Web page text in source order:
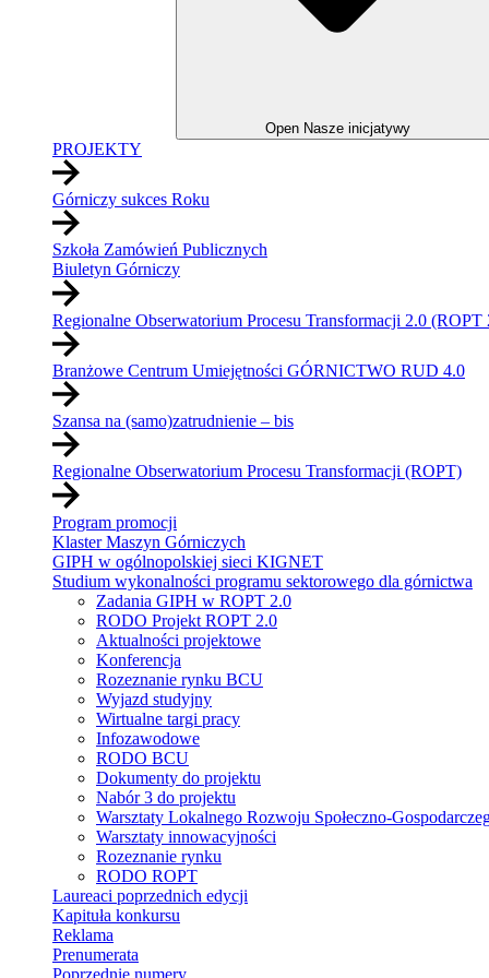
Open Nasze inicjatywy
PROJEKTY
Górniczy sukces Roku
Szkoła Zamówień Publicznych
Biuletyn Górniczy
Regionalne Obserwatorium Procesu Transformacji 2.0 (ROPT
Branżowe Centrum Umiejętności GÓRNICTWO RUD 4.0
Szansa na (samo)zatrudnienie – bis
Regionalne Obserwatorium Procesu Transformacji (ROPT)
Program promocji
Klaster Maszyn Górniczych
GIPH w ogólnopolskiej sieci KIGNET
Studium wykonalności programu sektorowego dla górnictwa
Zadania GIPH w ROPT 2.0
RODO Projekt ROPT 2.0
Aktualności projektowe
Konferencja
Rozeznanie rynku BCU
Wyjazd studyjny
Wirtualne targi pracy
Infozawodowe
RODO BCU
Dokumenty do projektu
Nabór 3 do projektu
Warsztaty Lokalnego Rozwoju Społeczno-
Warsztaty innowacyjności
Rozeznanie rynku
RODO ROPT
Laureaci poprzednich edycji
Kapituła konkursu
Reklama
Prenumerata
Poprzednie numery